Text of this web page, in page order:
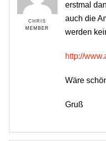
CHRIS
MEMBER
erstmal
auch die
werden
http://
Wäre
Gruß